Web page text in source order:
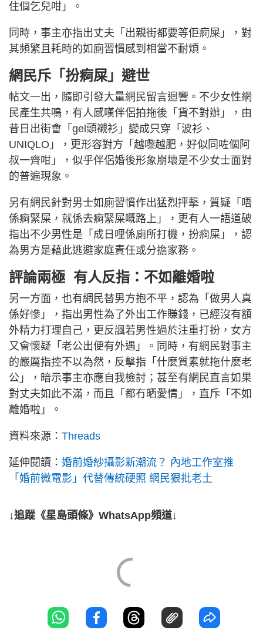
住個乞兒咁」。
同時，事主亦指出丈夫「出親街都要等佢痾屎」，對
其頻繁且耗時的如廁習慣感到相當不耐煩。
網民斥「扮痾屎」避世
帖文一出，隨即引發大量網民留言迴響。不少女性網
民產生共鳴，有人感嘆伴侶拍拖後「貨不對辦」，由
昔日出街會「gel頭襯衫」變成只穿「波衫、
UNIQLO」，更形容對方「越嚟越肥，好似同咗個阿
叔一齊咁」，似乎伴侶婚後形象崩壞是不少女士面對
的普遍現象。
另有網民針對男士如廁習慣作出猛烈抨擊，質疑「唔
係痾緊屎，就係去痾緊屎嘅路上」，更有人一語道破
指出不少男性是「成日哩係廁所打機，扮痾屎」，認
為男方是藉此逃避家庭責任或分擔家務。
評論兩極 有人反指：不如離婚啦
另一方面，也有網民替男方抱不平，認為「做男人真
係好慘」，指出男性為了外出工作賺錢，已經沒有額
外精力打理自己，更反諷若男性過於注重打扮，女方
又會懷疑「老公出便有外遇」。同時，有網民對事主
的嚴厲指控不以為然，反擊指「什麼質素就拖什麼老
公」，暗示事主亦應自我檢討；甚至有網民直言如果
對丈夫如此不滿，而且「都冇晒愛情」，直斥「不如
離婚啦」。
資料來源： Threads
延伸閱讀： 婚前婚紗攝影新潮流？ 內地工作室推
「婚前微電影」代替傳統硬照 網民狠批老土
↓追蹤《星島頭條》WhatsApp頻道↓